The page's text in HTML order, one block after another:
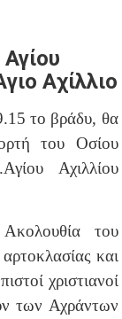
Αχίλλιο
το βράδυ, θα
του Οσίου
Αχιλλίου
του
και
χριστιανοί
των Αχράντων